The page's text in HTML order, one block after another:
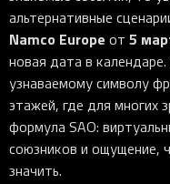
альтернативные
Namco Europe от 5
новая дата в
узнаваемому символу
этажей, где для многих
формула SAO:
союзников и ощущение,
значить.